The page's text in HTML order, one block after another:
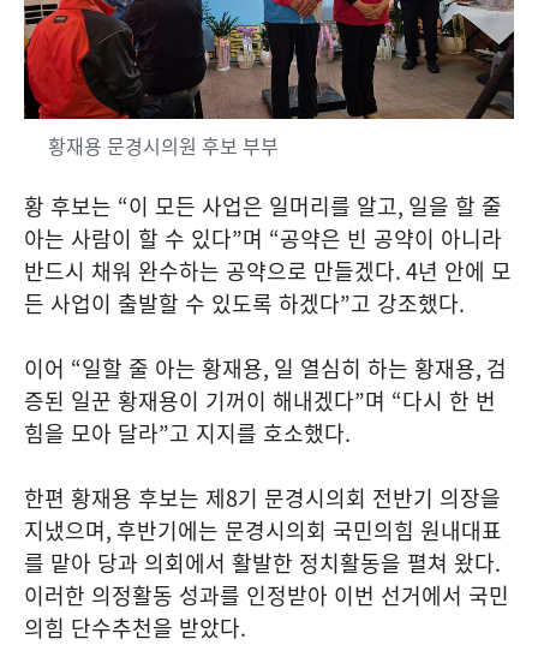
황재용 문경시의원 후보 부부
황 후보는 “이 모든 사업은 일머리를 알고, 일을 할 줄
아는 사람이 할 수 있다”며 “공약은 빈 공약이 아니라
반드시 채워 완수하는 공약으로 만들겠다. 4년 안에 모
든 사업이 출발할 수 있도록 하겠다”고 강조했다.
이어 “일할 줄 아는 황재용, 일 열심히 하는 황재용, 검
증된 일꾼 황재용이 기꺼이 해내겠다”며 “다시 한 번
힘을 모아 달라”고 지지를 호소했다.
한편 황재용 후보는 제8기 문경시의회 전반기 의장을
지냈으며, 후반기에는 문경시의회 국민의힘 원내대표
를 맡아 당과 의회에서 활발한 정치활동을 펼쳐 왔다.
이러한 의정활동 성과를 인정받아 이번 선거에서 국민
의힘 단수추천을 받았다.